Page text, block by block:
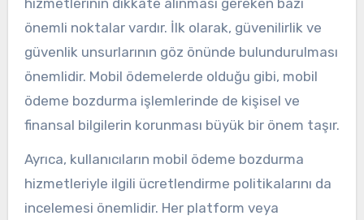
önemli noktalar vardır. İlk olarak, güvenilirlik ve
güvenlik unsurlarının göz önünde bulundurulması
önemlidir. Mobil ödemelerde olduğu gibi, mobil
ödeme bozdurma işlemlerinde de kişisel ve
finansal bilgilerin korunması büyük bir önem taşır.
Ayrıca, kullanıcıların mobil ödeme bozdurma
hizmetleriyle ilgili ücretlendirme politikalarını da
incelemesi önemlidir. Her platform veya